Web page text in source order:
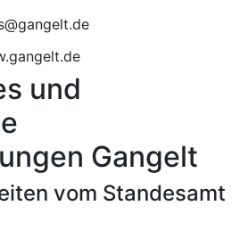
und
Gangelt
vom Standesamt